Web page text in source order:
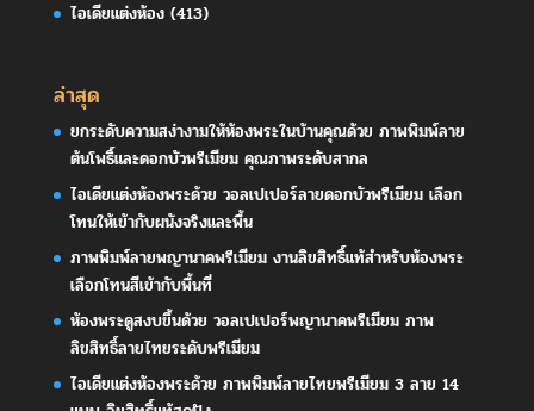
ไอเดียแต่งห้อง(413)
ล่าสุด
ยกระดับความสง่างามให้ห้องพระในบ้านคุณด้วย ภาพพิมพ์ลาย
ต้นโพธิ์และดอกบัวพรีเมียม คุณภาพระดับสากล
ไอเดียแต่งห้องพระด้วย วอลเปเปอร์ลายดอกบัวพรีเมียม เลือก
โทนให้เข้ากับผนังจริงและพื้น
ภาพพิมพ์ลายพญานาคพรีเมียม งานลิขสิทธิ์แท้สำหรับห้องพระ
เลือกโทนสีเข้ากับพื้นที่
ห้องพระดูสงบขึ้นด้วย วอลเปเปอร์พญานาคพรีเมียม ภาพ
ลิขสิทธิ์ลายไทยระดับพรีเมียม
ไอเดียแต่งห้องพระด้วย ภาพพิมพ์ลายไทยพรีเมียม 3 ลาย 14